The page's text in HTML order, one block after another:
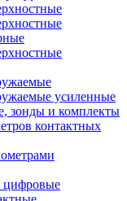
усиленные
зонды и комплекты
контактных
цифровые